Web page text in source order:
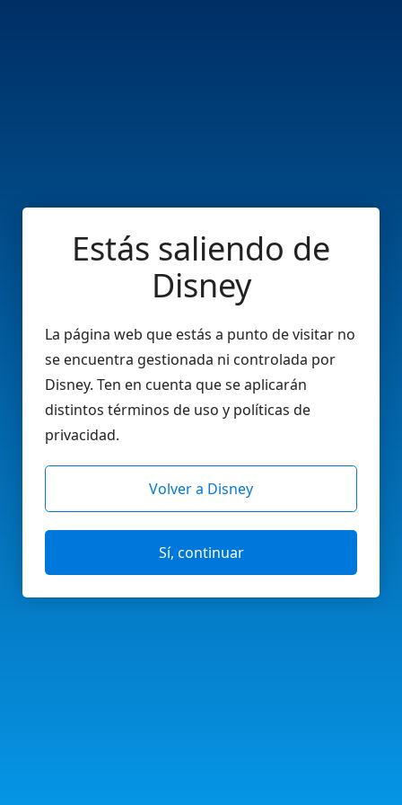
Estás saliendo de
Disney
La página web que estás a punto de visitar no
se encuentra gestionada ni controlada por
Disney. Ten en cuenta que se aplicarán
distintos términos de uso y políticas de
privacidad.
Volver a Disney
Sí, continuar